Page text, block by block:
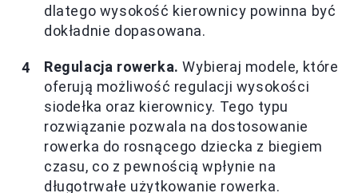
dlatego wysokość kierownicy powinna być
dokładnie dopasowana.
Regulacja rowerka. Wybieraj modele, które
oferują możliwość regulacji wysokości
siodełka oraz kierownicy. Tego typu
rozwiązanie pozwala na dostosowanie
rowerka do rosnącego dziecka z biegiem
czasu, co z pewnością wpłynie na
długotrwałe użytkowanie rowerka.